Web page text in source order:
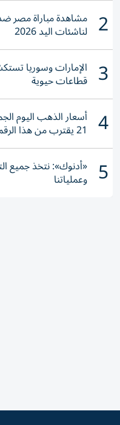
2 مشاهدة مباراة مصر
لناشئات اليد 2026
3 الإمارات وسوريا
قطاعات حيوية
4 21 يقترب من هذا الرقم
5 «أدنوك»: نتخذ جميع
وعملياتنا